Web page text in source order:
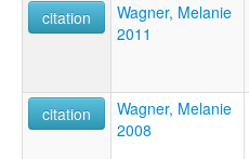
citation
Wagner, Melanie
2011
citation
Wagner, Melanie
2008